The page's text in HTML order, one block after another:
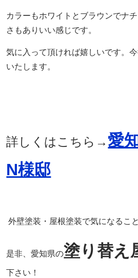
カラーもホワイトとブラウンでナ
さもありいい感じです。
気に入って頂ければ嬉しいです。
いたします。
詳しくはこちら→ 愛
N様邸
外壁塗装・屋根塗装で気になるこ
是非、愛知県の塗り替え
下さい！